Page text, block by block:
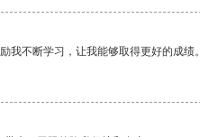
我不断学习，让我能够取得更好的成绩。